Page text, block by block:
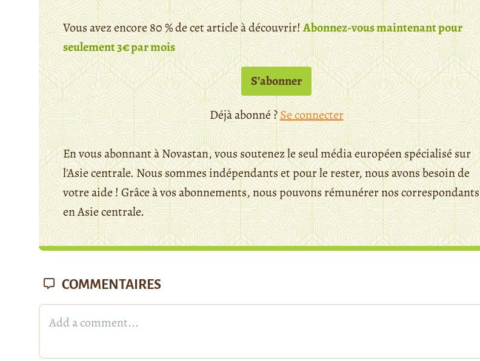
Vous avez encore 80 % de cet article à découvrir!Abonnez-vous maintenant pour
seulement 3€ par mois
S’abonner
Déjà abonné ?Se connecter
En vous abonnant à Novastan, vous soutenez le seul média européen spécialisé sur
l'Asie centrale. Nous sommes indépendants et pour le rester, nous avons besoin de
votre aide ! Grâce à vos abonnements, nous pouvons rémunérer nos correspondants
en Asie centrale.
COMMENTAIRES